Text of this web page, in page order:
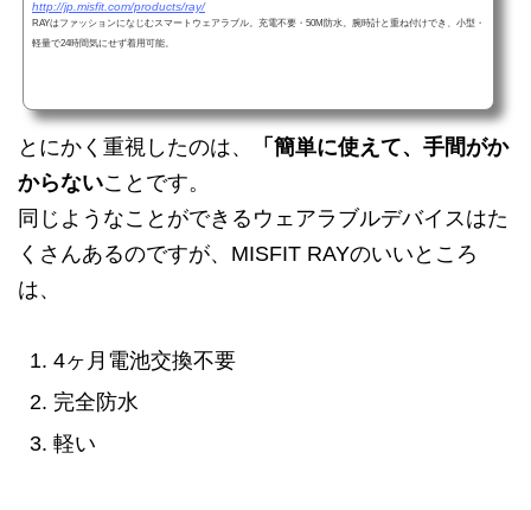
http://jp.misfit.com/products/ray/
RAYはファッションになじむスマートウェアラブル。充電不要・50M防水。腕時計と重ね付けでき、小型・
軽量で24時間気にせず着用可能。
とにかく重視したのは、
「簡単に使えて、手間がか
からないことです。
同じようなことができるウェアラブルデバイスはた
くさんあるのですが、 MISFIT RAYのいいところ
は、
4ヶ月電池交換不要
完全防水
軽い